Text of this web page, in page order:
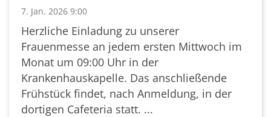
7. Jan. 2026 9:00
Herzliche Einladung zu unserer
Frauenmesse an jedem ersten Mittwoch im
Monat um 09:00 Uhr in der
Krankenhauskapelle. Das anschließende
Frühstück findet, nach Anmeldung, in der
dortigen Cafeteria statt. ...